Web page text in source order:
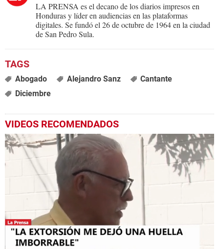
LA PRENSA es el decano de los diarios impresos en
Honduras y líder en audiencias en las plataformas
digitales. Se fundó el 26 de octubre de 1964 en la ciudad
de San Pedro Sula.
Abogado Alejandro Sanz
Cantante
Diciembre
VIDEOS RECOMENDADOS